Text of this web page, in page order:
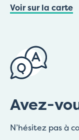
Voir sur la carte
Avez-
N’hésitez pas à